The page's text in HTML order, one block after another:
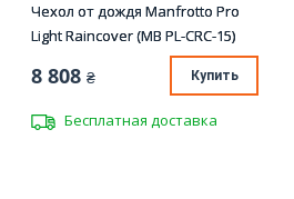
Чехол от дождя Manfrotto Pro
Light Raincover (MB PL-CRC-15)
8 808 ₴ Купить
Бесплатная доставка